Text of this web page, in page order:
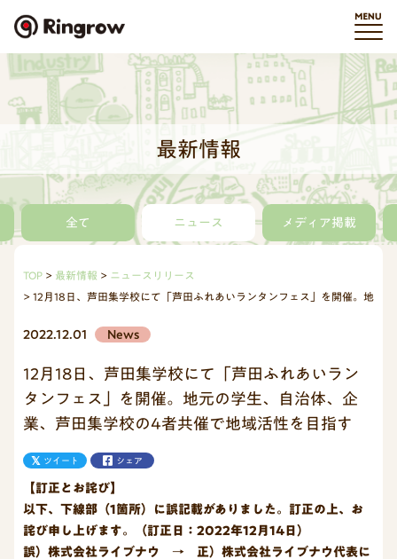
最新情報
全て ニュース メディア掲載
TOP 最新情報
ニュースリリース
12月18日、芦田集学校にて「芦田ふれあいランタンフェス」を開催。地元
2022.12.01 News
12月18日、芦田集学校にて「芦田ふれあいラン
タンフェス」を開催。地元の学生、自治体、企
業、芦田集学校の4者共催で地域活性を目指す
ツイート シェア
【訂正とお詫び】
以下、下線部（1箇所）に誤記載がありました。訂正の上、お
詫び申し上げます。（訂正日：2022年12月14日）
誤）株式会社ライブナウ → 正）株式会社ライブナウ代表に